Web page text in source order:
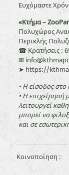
Ευχόμαστε
«Κτήμα –
Πολυχώρος
Περικλής
☎ Κρατήσεις :
✉
➤ https://
• Η είσοδος
• Η επιχείρησή
λειτουργεί
μπορεί να
και σε
Κοινοποίηση :